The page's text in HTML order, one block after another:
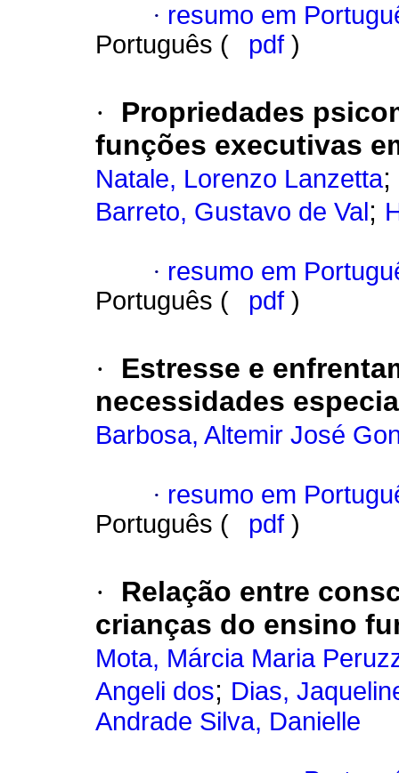
· resumo em
Português (
pdf )
·
Propriedades
funções executivas
Natale, Lorenzo Lanzetta;
Barreto, Gustavo de Val ;
· resumo em
Português (
pdf )
·
Estresse e
necessidades
Barbosa, Altemir José
· resumo em
Português (
pdf )
·
Relação entre
crianças do ensino
Mota, Márcia Maria
Angeli dos; Dias,
Andrade Silva, Danielle